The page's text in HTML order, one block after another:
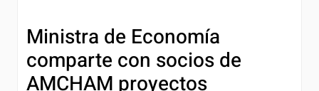
Ministra de Economía
comparte con socios de
AMCHAM proyectos